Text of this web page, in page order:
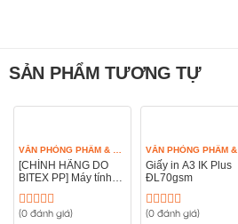
SẢN PHẨM TƯƠNG TỰ
[CHÍNH HÃNG DO
BITEX PP] Máy tính
thị 12 số
Được
(0 đánh giá)
Giấy in A3 IK Plus
ĐL70gsm
Được
(0 đánh giá)